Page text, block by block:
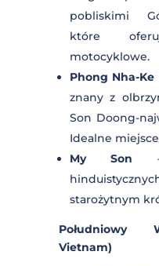
miejsce na
po okolicy.
Da Nang–
długimi
pobliskimi
które
motocyklowe.
Phong Nha-
narodowy
takich jak
jaskinia